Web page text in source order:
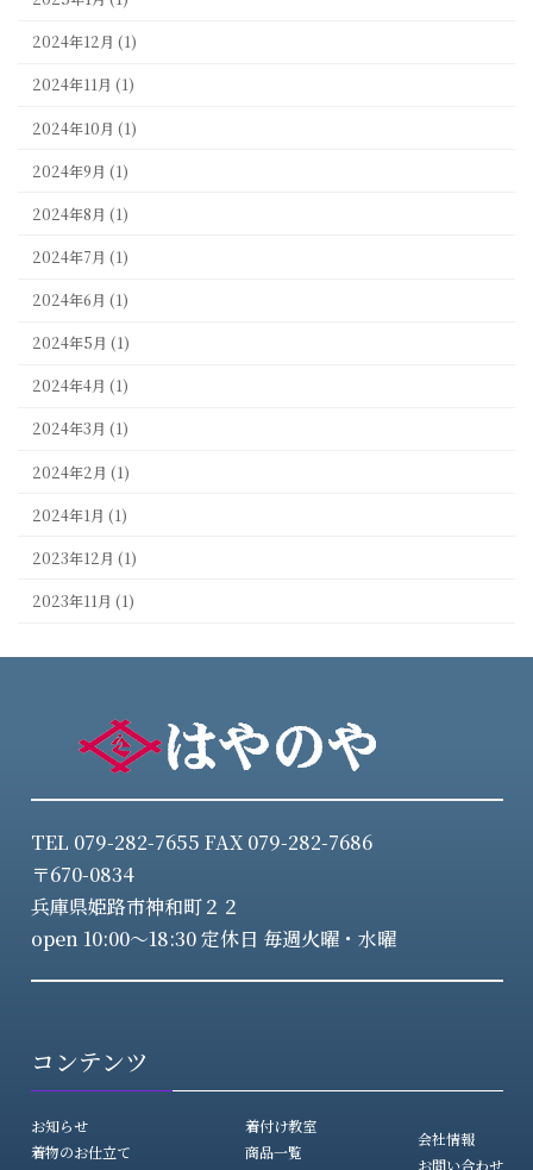
2024年12月 (1)
2024年11月 (1)
2024年10月 (1)
2024年9月 (1)
2024年8月 (1)
2024年7月 (1)
2024年6月 (1)
2024年5月 (1)
2024年4月 (1)
2024年3月 (1)
2024年2月 (1)
2024年1月 (1)
2023年12月 (1)
2023年11月 (1)
TEL 079-282-7655 FAX 079-282-7686
〒670-0834
兵庫県姫路市神和町２２
open 10:00～18:30 定休日 毎週火曜・水曜
コンテンツ
お知らせ
着物のお仕立て
着付け教室
商品一覧
会社情報
お問い合わせ